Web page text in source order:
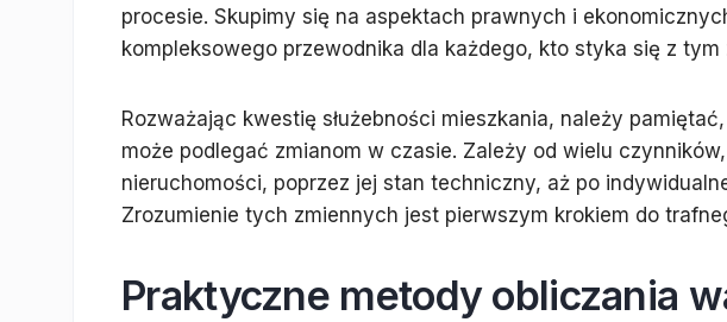
procesie. Skupimy się na aspektach prawnych i
kompleksowego przewodnika dla każdego, kto styka się z tym
Rozważając kwestię służebności mieszkania, należy
może podlegać zmianom w czasie. Zależy od wielu
nieruchomości, poprzez jej stan techniczny, aż po
Zrozumienie tych zmiennych jest pierwszym krokiem do
Praktyczne metody obliczania